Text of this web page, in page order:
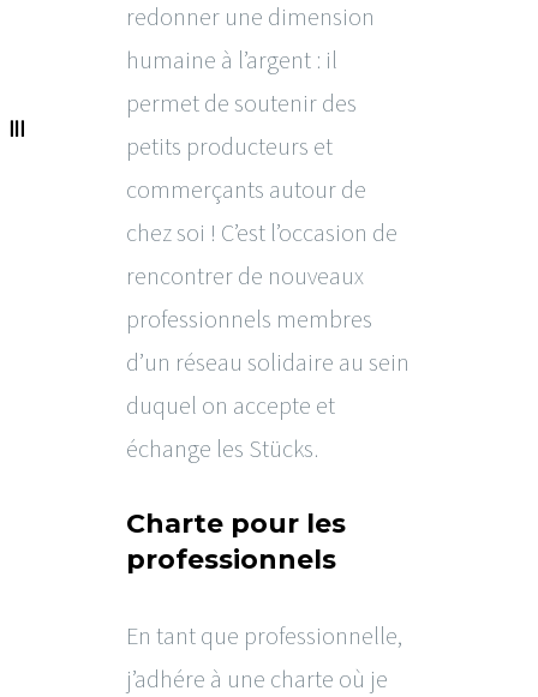
redonner une dimension
humaine à l’argent : il
permet de soutenir des
petits producteurs et
commerçants autour de
chez soi ! C’est l’occasion de
rencontrer de nouveaux
professionnels membres
d’un réseau solidaire au sein
duquel on accepte et
échange les Stücks.
Charte pour les
professionnels
En tant que professionnelle,
j’adhére à une charte où je